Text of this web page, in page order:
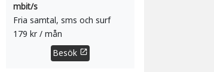
mbit/s
Fria samtal, sms och surf
179 kr / mån
Besök open_in_new